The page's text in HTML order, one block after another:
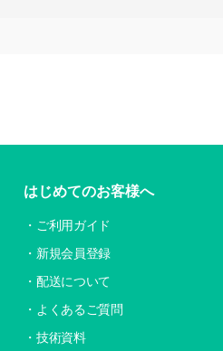
はじめてのお客様へ
ご利用ガイド
新規会員登録
配送について
よくあるご質問
技術資料